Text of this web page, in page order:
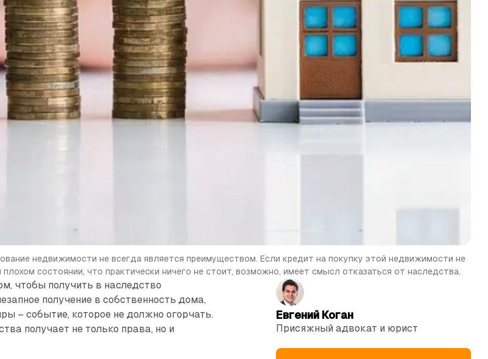
недвижимости не всегда является преимуществом. Если кредит на покупку этой недвижимости не
состоянии, что практически ничего не стоит, возможно, имеет смысл отказаться от наследства.
чтобы получить в наследство
получение в собственность дома,
– событие, которое не должно огорчать.
получает не только права, но и
Евгений Коган
Присяжный адвокат и юрист